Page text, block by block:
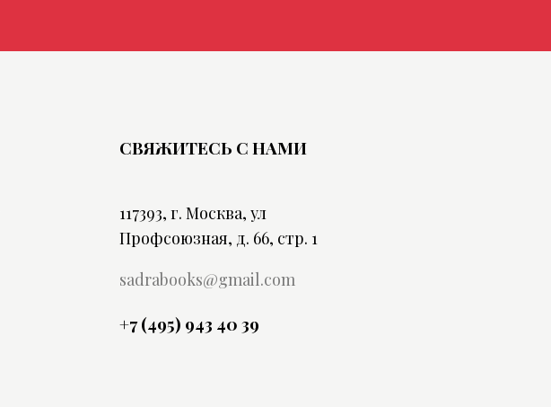
СВЯЖИТЕСЬ С НАМИ
117393, г. Москва, ул
Профсоюзная, д. 66, стр. 1
sadrabooks@gmail.com
+7 (495) 943 40 39